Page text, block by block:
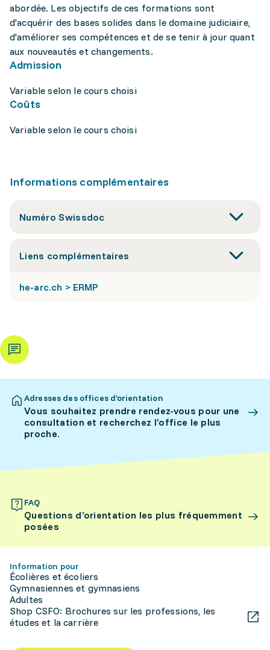
abordée. Les objectifs de ces formations sont
d'acquérir des bases solides dans le domaine judiciaire,
d'améliorer ses compétences et de se tenir à jour quant
aux nouveautés et changements.
Admission
Variable selon le cours choisi
Coûts
Variable selon le cours choisi
Informations complémentaires
Numéro Swissdoc
Liens complémentaires
he-arc.ch > ERMP
Adresses des offices d’orientation
Vous souhaitez prendre rendez-vous pour une
consultation et recherchez l’office le plus
proche.
FAQ
Questions d’orientation les plus fréquemment
posées
Information pour
Écolières et écoliers
Gymnasiennes et gymnasiens
Adultes
Shop CSFO: Brochures sur les professions, les
études et la carrière